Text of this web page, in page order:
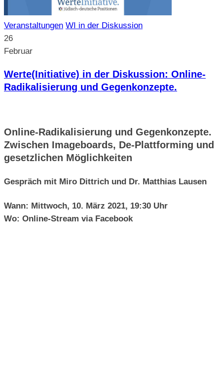
Veranstaltungen WI in der Diskussion
26
Februar
Werte(Initiative) in der Diskussion: Online-
Radikalisierung und Gegenkonzepte.
Online-Radikalisierung und Gegenkonzepte.
Zwischen Imageboards, De-Plattforming und
gesetzlichen Möglichkeiten
Gespräch mit Miro Dittrich und Dr. Matthias Lausen
Wann: Mittwoch, 10. März 2021, 19:30 Uhr
Wo: Online-Stream via Facebook